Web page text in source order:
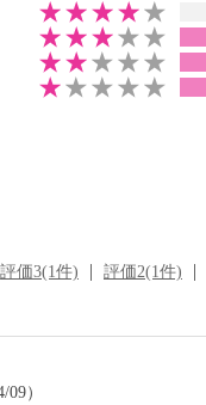
評価3(1件) 評価2(1件)
）